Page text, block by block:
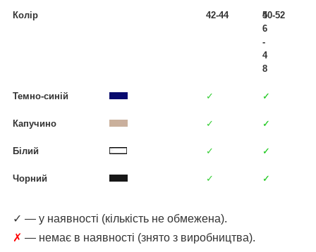
Колір 42-44
4
6
-
4
8
50-52
Темно-синій ✓ ✓
✓
Капучино ✓ ✓
✓
Білий ✓ ✓
✓
Чорний ✓ ✓
✓
✓ — у наявності (кількість не обмежена).
✗ — немає в наявності (знято з виробництва).